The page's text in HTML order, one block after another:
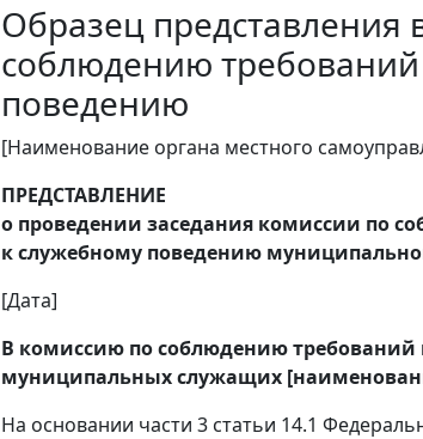
Образец представления
соблюдению
поведению
[Наименование органа местного
ПРЕДСТАВЛЕНИЕ
о проведении заседания комиссии по
к служебному поведению
[Дата]
В комиссию по соблюдению
муниципальных служащих
На основании части 3 статьи 14.1